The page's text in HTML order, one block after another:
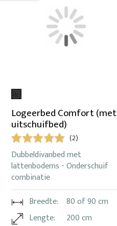
Logeerbed Comfort (met
uitschuifbed)
(2)
Dubbeldivanbed met
lattenbodems - Onderschuif
combinatie
Breedte:
80 of 90 cm
Lengte:
200 cm